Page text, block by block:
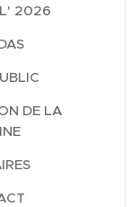
2026
DE LA